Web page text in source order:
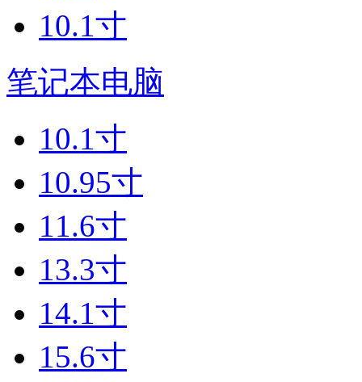
10.1寸
笔记本电脑
10.1寸
10.95寸
11.6寸
13.3寸
14.1寸
15.6寸